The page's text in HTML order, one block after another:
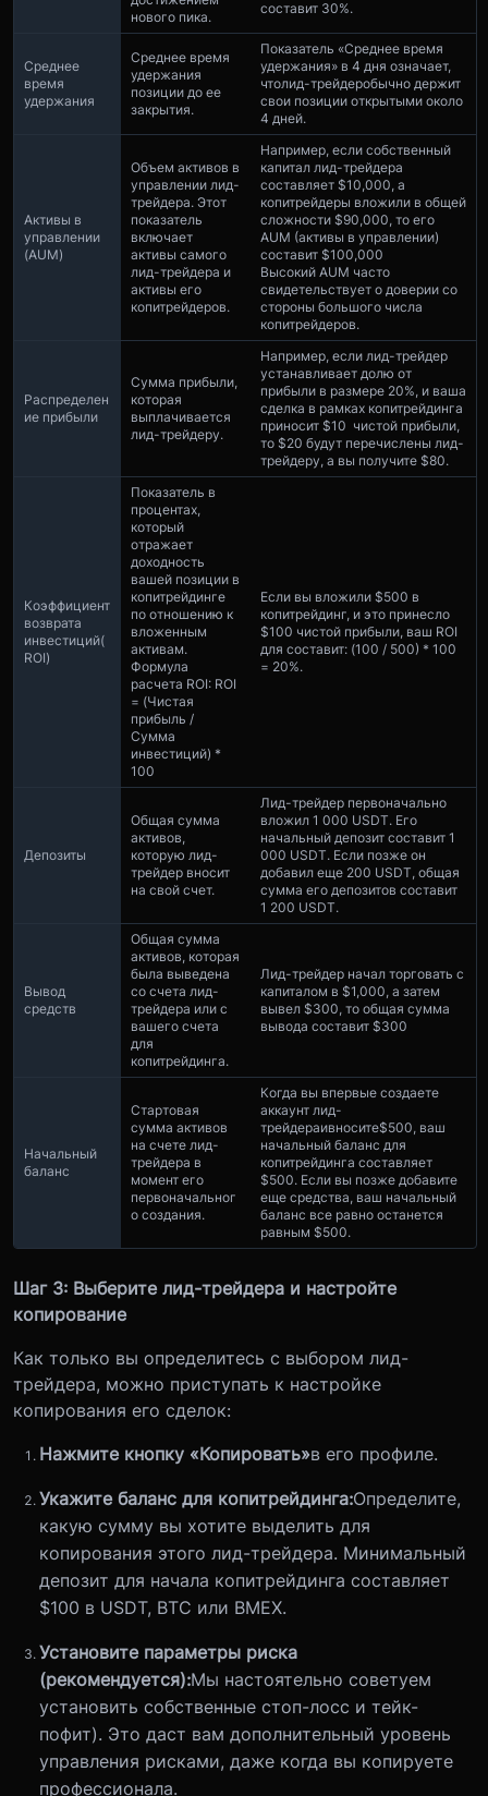
нового пика.
составит 30%.
Среднее
время
удержания
Среднее время
удержания
позиции до ее
закрытия.
Показатель «Среднее время
удержания» в 4 дня означает,
чтолид-трейдеробычно держит
свои позиции открытыми около
4 дней.
Активы в
управлении
(AUM)
Объем активов в
управлении лид-
трейдера. Этот
показатель
включает
активы самого
лид-трейдера и
активы его
копитрейдеров.
Например, если собственный
капитал лид-трейдера
составляет $10,000, а
копитрейдеры вложили в общей
сложности $90,000, то его
AUM (активы в управлении)
составит $100,000
Высокий AUM часто
свидетельствует о доверии со
стороны большого числа
копитрейдеров.
Распределен
ие прибыли
Сумма прибыли,
которая
выплачивается
лид-трейдеру.
Например, если лид-трейдер
устанавливает долю от
прибыли в размере 20%, и ваша
сделка в рамках копитрейдинга
приносит $10 чистой прибыли,
то $20 будут перечислены лид-
трейдеру, а вы получите $80.
Коэффициент
возврата
инвестиций(
ROI)
Показатель в
процентах,
который
отражает
доходность
вашей позиции в
копитрейдинге
по отношению к
вложенным
активам.
Формула
расчета ROI: ROI
= (Чистая
прибыль /
Сумма
инвестиций) *
100
Если вы вложили $500 в
копитрейдинг, и это принесло
$100 чистой прибыли, ваш ROI
для составит: (100 / 500) * 100
= 20%.
Депозиты
Общая сумма
активов,
которую лид-
трейдер вносит
на свой счет.
Лид-трейдер первоначально
вложил 1 000 USDT. Его
начальный депозит составит 1
000 USDT. Если позже он
добавил еще 200 USDT, общая
сумма его депозитов составит
1 200 USDT.
Вывод
средств
Общая сумма
активов, которая
была выведена
со счета лид-
трейдера или с
вашего счета
для
копитрейдинга.
Лид-трейдер начал торговать с
капиталом в $1,000, а затем
вывел $300, то общая сумма
вывода составит $300
Начальный
баланс
Стартовая
сумма активов
на счете лид-
трейдера в
момент его
первоначальног
о создания.
Когда вы впервые создаете
аккаунт лид-
трейдераивносите$500, ваш
начальный баланс для
копитрейдинга составляет
$500. Если вы позже добавите
еще средства, ваш начальный
баланс все равно останется
равным $500.
Шаг 3: Выберите лид-трейдера и настройте
копирование
Как только вы определитесь с выбором лид-
трейдера, можно приступать к настройке
копирования его сделок:
Нажмите кнопку «Копировать»в его профиле.
Укажите баланс для копитрейдинга:Определите,
какую сумму вы хотите выделить для
копирования этого лид-трейдера. Минимальный
депозит для начала копитрейдинга составляет
$100 в USDT, BTC или BMEX.
Установите параметры риска
(рекомендуется):Мы настоятельно советуем
установить собственные стоп-лосс и тейк-
пофит). Это даст вам дополнительный уровень
управления рисками, даже когда вы копируете
профессионала.